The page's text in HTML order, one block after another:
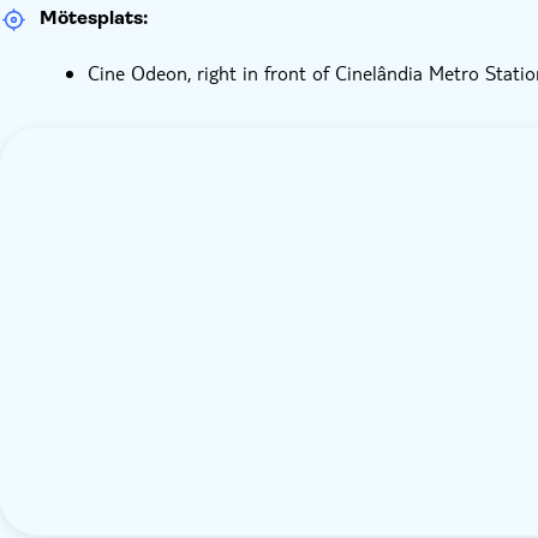
Mötesplats:
Cine Odeon, right in front of Cinelândia Metro